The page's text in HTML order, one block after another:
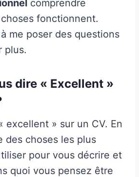
comprendre
fonctionnent.
me poser des questions
plus.
dire « Excellent »
excellent » sur un CV. En
des choses les plus
pour vous décrire et
quoi vous pensez être